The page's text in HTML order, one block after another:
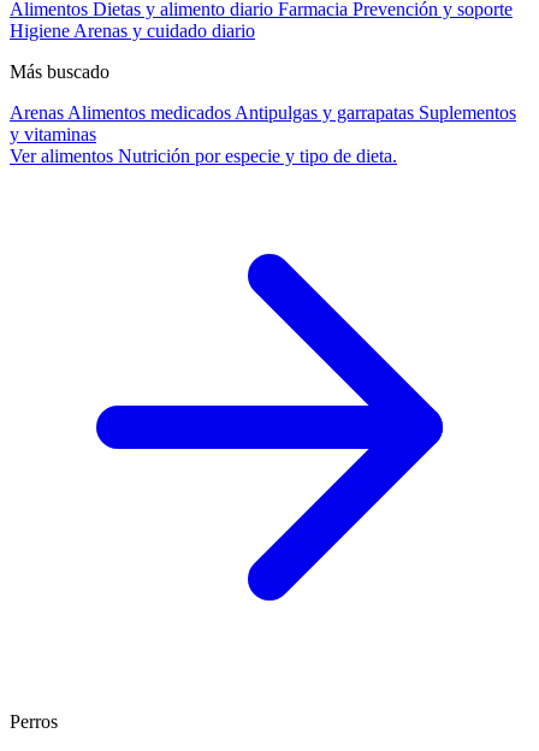
Alimentos Dietas y alimento diario Farmacia Prevención y soporte
Higiene Arenas y cuidado diario
Más buscado
Arenas Alimentos medicados Antipulgas y garrapatas Suplementos
y vitaminas
Ver alimentos Nutrición por especie y tipo de dieta.
Perros